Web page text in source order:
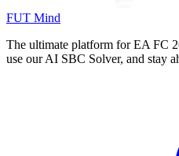
FUT Mind
The ultimate platform for EA FC
use our AI SBC Solver, and stay